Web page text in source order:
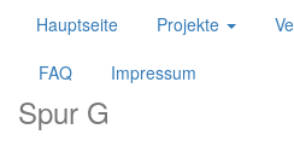
Hauptseite Projekte
FAQ
Impressum
Spur G